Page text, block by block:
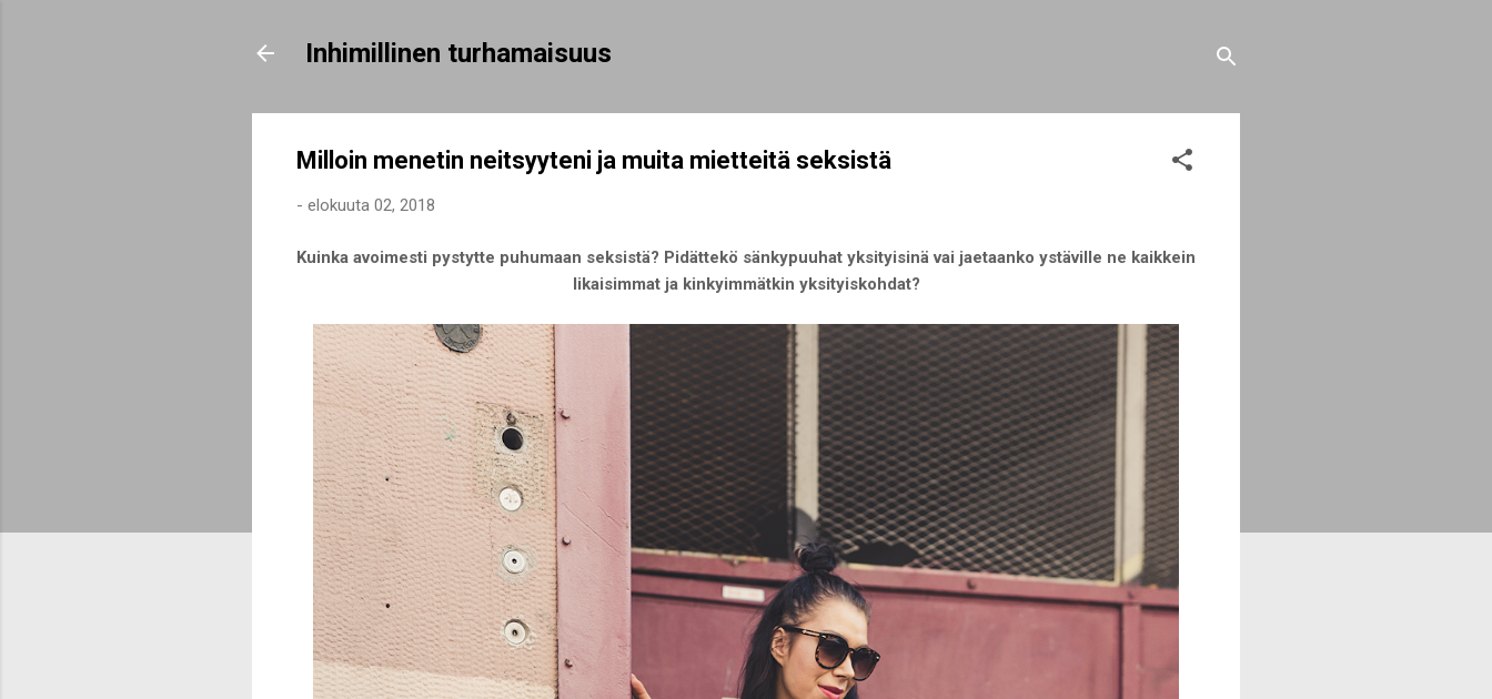
Inhimillinen turhamaisuus
Milloin menetin neitsyyteni ja muita mietteitä seksistä
- elokuuta 02, 2018
Kuinka avoimesti pystytte puhumaan seksistä? Pidättekö sänkypuuhat yksityisinä vai jaetaanko ystäville ne kaikkein
likaisimmat ja kinkyimmätkin yksityiskohdat?